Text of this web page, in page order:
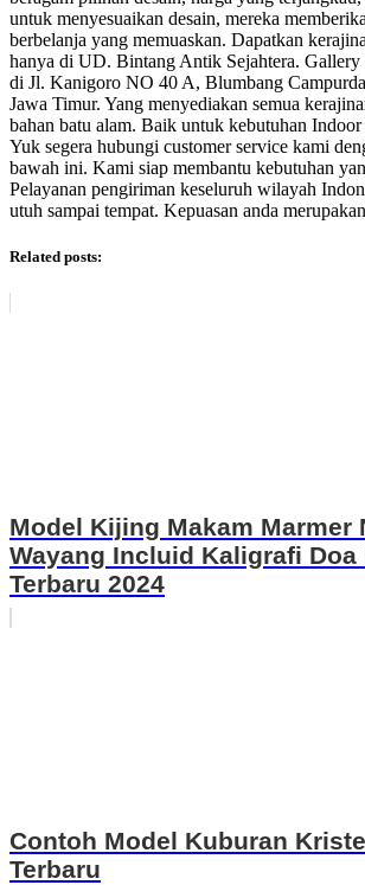
untuk menyesuaikan desain, mereka
berbelanja yang memuaskan. Dapatkan
hanya di UD. Bintang Antik Sejahtera. Gallery
di Jl. Kanigoro NO 40 A, Blumbang
Jawa Timur. Yang menyediakan semua
bahan batu alam. Baik untuk kebutuhan
Yuk segera hubungi customer service kami
bawah ini. Kami siap membantu kebutuhan
Pelayanan pengiriman keseluruh wilayah
utuh sampai tempat. Kepuasan anda
Related posts:
Model Kijing Makam Marmer
Wayang Incluid Kaligrafi Doa
Terbaru 2024
Contoh Model Kuburan
Terbaru